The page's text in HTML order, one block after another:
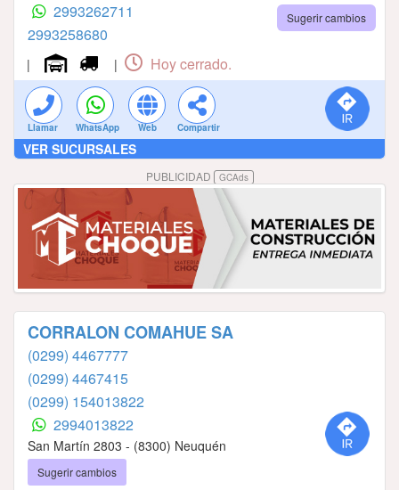
2993262711
2993258680
Sugerir cambios
| | Hoy cerrado.
Llamar WhatsApp Web Compartir
VER SUCURSALES
PUBLICIDAD GCAds
CORRALON COMAHUE SA
(0299) 4467777
(0299) 4467415
(0299) 154013822
2994013822
San Martín 2803 - (8300) Neuquén
Sugerir cambios